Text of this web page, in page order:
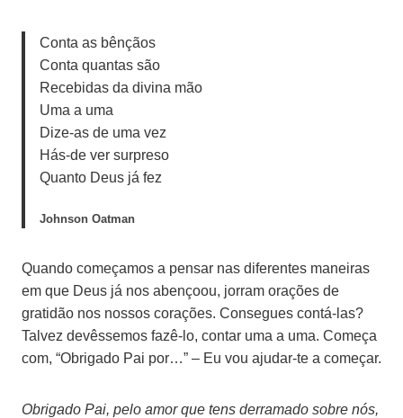
Conta as bênçãos
Conta quantas são
Recebidas da divina mão
Uma a uma
Dize-as de uma vez
Hás-de ver surpreso
Quanto Deus já fez
Johnson Oatman
Quando começamos a pensar nas diferentes maneiras
em que Deus já nos abençoou, jorram orações de
gratidão nos nossos corações. Consegues contá-las?
Talvez devêssemos fazê-lo, contar uma a uma. Começa
com, “Obrigado Pai por…” – Eu vou ajudar-te a começar.
Obrigado Pai, pelo amor que tens derramado sobre nós,